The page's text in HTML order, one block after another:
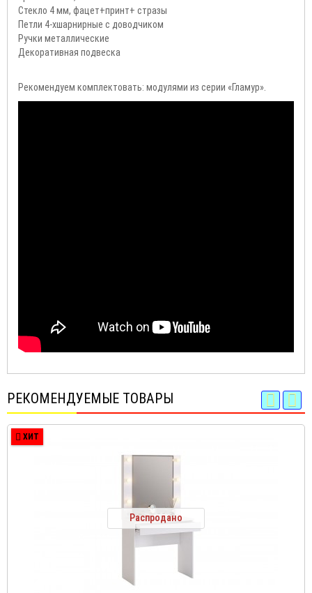
Стекло 4 мм, фацет+принт+ стразы
Петли 4-хшарнирные с доводчиком
Ручки металлические
Декоративная подвеска
Рекомендуем комплектовать: модулями из серии «Гламур».
РЕКОМЕНДУЕМЫЕ ТОВАРЫ
ХИТ
Распродано